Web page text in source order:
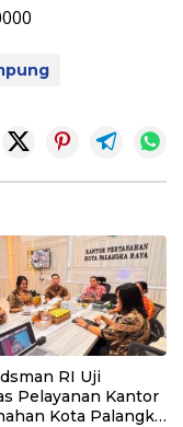
RI Uji
Pelayanan Kantor
Kota Palangka